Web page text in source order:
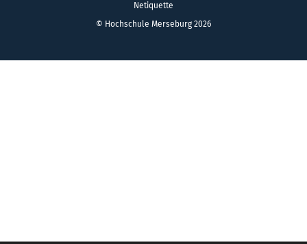
Netiquette
© Hochschule Merseburg 2026